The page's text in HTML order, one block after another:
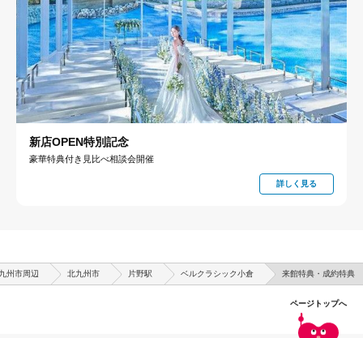
新店OPEN特別記念
豪華特典付き見比べ相談会開催
詳しく見る
州市周辺 北九州市 片野駅 ベルクラシック小倉 来館特典・成約特典
ページトップへ